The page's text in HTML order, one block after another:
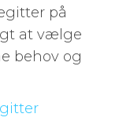
på
at vælge
behov og